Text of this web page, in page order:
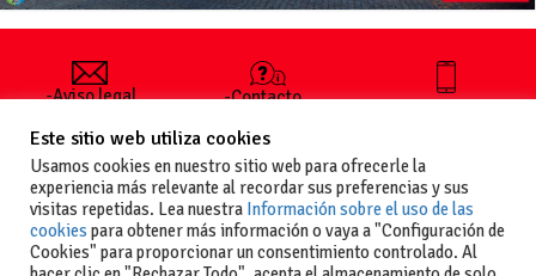
-Aviso legal
generales
de uso
-Política de
privacidad
-Política de
cookies
-Contacto
publicar un
anuncio
-Vende+
+34 627 35
Este sitio web utiliza cookies
Usamos cookies en nuestro sitio web para ofrecerle la
experiencia más relevante al recordar sus preferencias y sus
visitas repetidas. Lea nuestra Información sobre el uso de las
cookies para obtener más información o vaya a "Configuración de
Cookies" para proporcionar un consentimiento controlado. Al